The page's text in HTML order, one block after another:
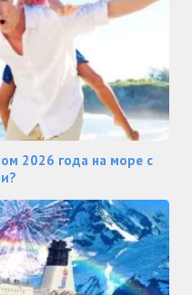
2026 года на море с